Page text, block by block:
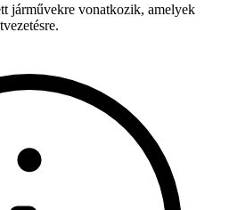
járművekre vonatkozik, amelyek